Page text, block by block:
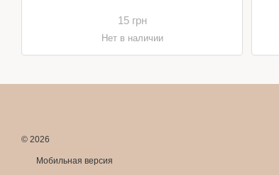
15 грн
Нет в наличии
© 2026
Мобильная версия